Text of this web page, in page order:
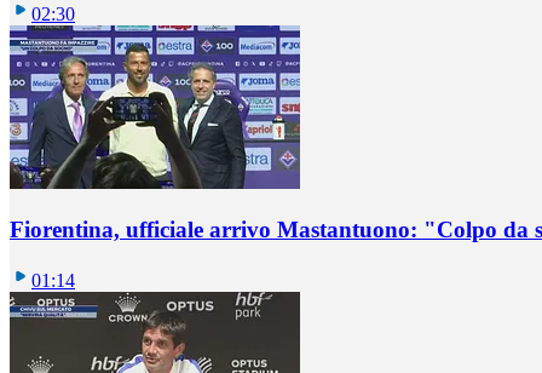
02:30
Fiorentina, ufficiale arrivo Mastantuono: "Colpo da
01:14